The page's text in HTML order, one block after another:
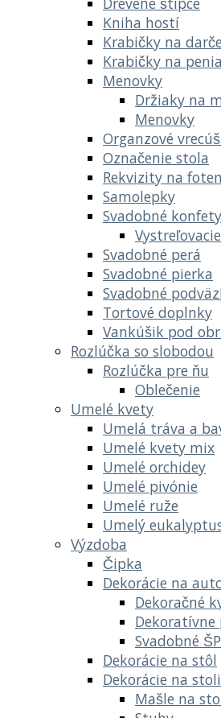
Kniha hostí
Krabičky na
Krabičky na
Menovky
Držiaky na
Menovky
Organzové
Označenie stola
Rekvizity na
Samolepky
Svadobné konfety
Svadobné perá
Svadobné pierka
Svadobné
Tortové doplnky
Vankúšik pod
Rozlúčka so slobodou
Rozlúčka pre ňu
Oblečenie
Umelé kvety
Umelá tráva a
Umelé kvety mix
Umelé orchidey
Umelé pivónie
Umelé ruže
Umelý
Výzdoba
Čipka
Dekorácie na
Dekoračné
Dekoratívne
Svadobné
Dekorácie na stôl
Dekorácie na
Mašle na